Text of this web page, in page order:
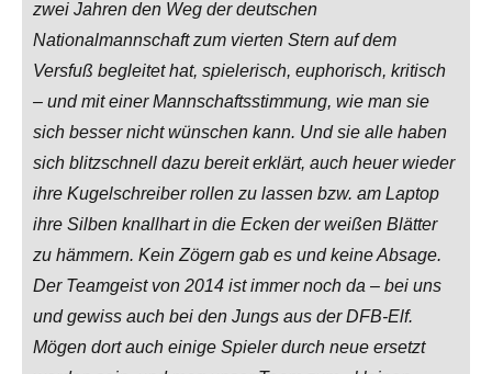
zwei Jahren den Weg der deutschen
Nationalmannschaft zum vierten Stern auf dem
Versfuß begleitet hat, spielerisch, euphorisch, kritisch
– und mit einer Mannschaftsstimmung, wie man sie
sich besser nicht wünschen kann. Und sie alle haben
sich blitzschnell dazu bereit erklärt, auch heuer wieder
ihre Kugelschreiber rollen zu lassen bzw. am Laptop
ihre Silben knallhart in die Ecken der weißen Blätter
zu hämmern. Kein Zögern gab es und keine Absage.
Der Teamgeist von 2014 ist immer noch da – bei uns
und gewiss auch bei den Jungs aus der DFB-Elf.
Mögen dort auch einige Spieler durch neue ersetzt